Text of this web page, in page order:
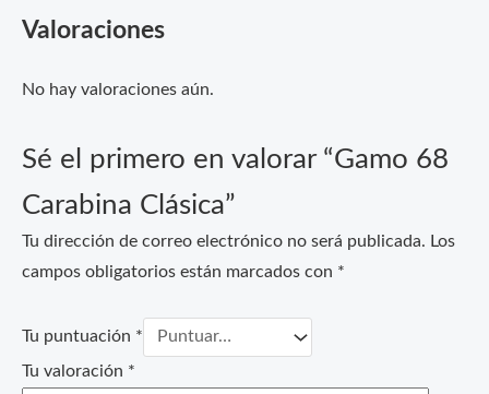
Valoraciones
No hay valoraciones aún.
Sé el primero en valorar “Gamo 68
Carabina Clásica”
Tu dirección de correo electrónico no será publicada. Los
campos obligatorios están marcados con *
Tu puntuación *
Tu valoración *